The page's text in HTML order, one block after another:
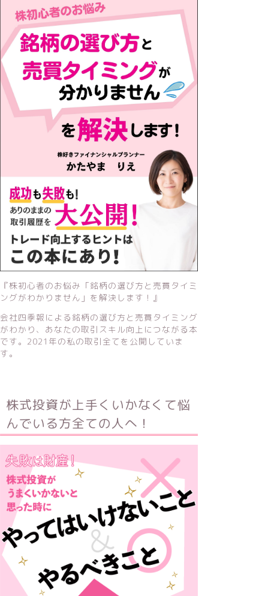
『株初心者のお悩み「銘柄の選び方と売買タイミ
ングがわかりません」を解決します！』
会社四季報による銘柄の選び方と売買タイミング
がわかり、あなたの取引スキル向上につながる本
です。2021年の私の取引全てを公開していま
す。
株式投資が上手くいかなくて悩
んでいる方全ての人へ！